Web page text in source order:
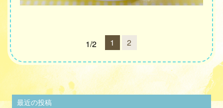
1/2 1 2
最近の投稿